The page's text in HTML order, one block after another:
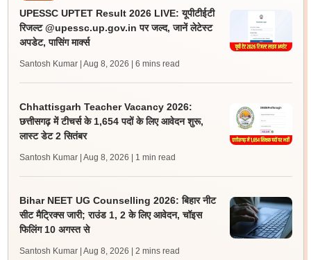
UPESSC UPTET Result 2026 LIVE: यूपीटीईटी
रिजल्ट @upessc.up.gov.in पर जल्द, जानें लेटेस्ट
अपडेट, पासिंग मार्क्स
Santosh Kumar | Aug 8, 2026 | 6 mins read
Chhattisgarh Teacher Vacancy 2026:
छत्तीसगढ़ में टीचर्स के 1,654 पदों के लिए आवेदन शुरू,
लास्ट डेट 2 सितंबर
Santosh Kumar | Aug 8, 2026 | 1 min read
Bihar NEET UG Counselling 2026: बिहार नीट
सीट मैट्रिक्स जारी; राउंड 1, 2 के लिए आवेदन, चॉइस
फिलिंग 10 अगस्त से
Santosh Kumar | Aug 8, 2026 | 2 mins read